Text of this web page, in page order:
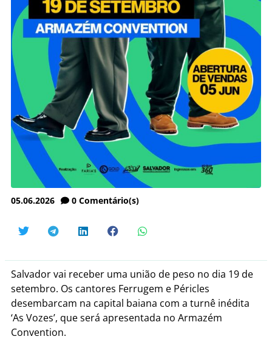
05.06.2026 0 Comentário(s)
Salvador vai receber uma união de peso no dia 19 de
setembro. Os cantores Ferrugem e Péricles
desembarcam na capital baiana com a turnê inédita
‘As Vozes’, que será apresentada no Armazém
Convention.